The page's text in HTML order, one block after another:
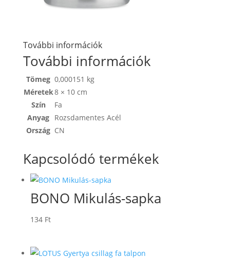
További információk
További információk
Tömeg 0,000151 kg
Méretek8 × 10 cm
Szín
Fa
Anyag Rozsdamentes Acél
Ország CN
Kapcsolódó termékek
BONO Mikulás-sapka
134 Ft